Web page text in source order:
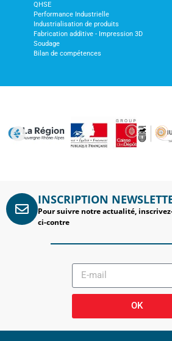
QHSE
Performance Industrielle
Industrialisation de produits
Fabrication additive - Impression 3D
Soudage
Bilan de compétences
INSCRIPTION
Pour suivre notre actualité,
ci-contre
OK